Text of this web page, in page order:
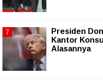
Presiden
Kantor
Alasannya